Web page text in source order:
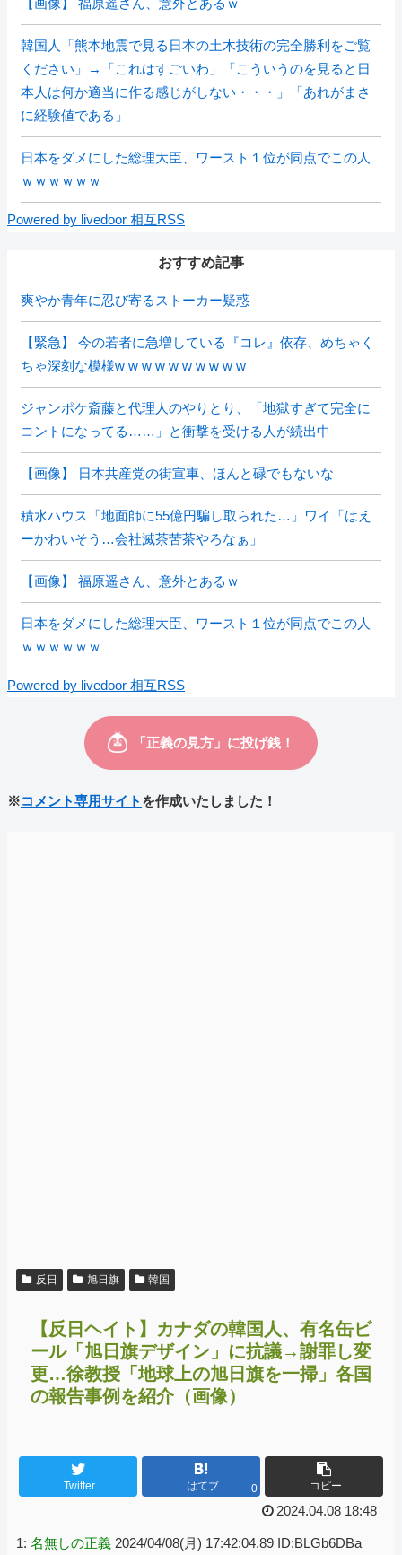
【画像】 福原遥さん、意外とあるｗ
韓国人「熊本地震で見る日本の土木技術の完全勝利をご覧
ください」→「これはすごいわ」「こういうのを見ると日
本人は何か適当に作る感じがしない・・・」「あれがまさ
に経験値である」
日本をダメにした総理大臣、ワースト１位が同点でこの人
ｗｗｗｗｗｗ
Powered by livedoor 相互RSS
おすすめ記事
爽やか青年に忍び寄るストーカー疑惑
【緊急】 今の若者に急増している『コレ』依存、めちゃく
ちゃ深刻な模様w w w w w w w w w w
ジャンポケ斎藤と代理人のやりとり、「地獄すぎて完全に
コントになってる……」と衝撃を受ける人が続出中
【画像】 日本共産党の街宣車、ほんと碌でもないな
積水ハウス「地面師に55億円騙し取られた…」ワイ「はえ
ーかわいそう…会社滅茶苦茶やろなぁ」
【画像】 福原遥さん、意外とあるｗ
日本をダメにした総理大臣、ワースト１位が同点でこの人
ｗｗｗｗｗｗ
Powered by livedoor 相互RSS
※コメント専用サイト を作成いたしました！
反日 旭日旗 韓国
【反日ヘイト】カナダの韓国人、有名缶ビ
ール「旭日旗デザイン」に抗議→謝罪し変
更…徐教授「地球上の旭日旗を一掃」各国
の報告事例を紹介（画像）
Twitter はてブ 0 コピー
2024.04.08 18:48
1: 名無しの正義 2024/04/08(月) 17:42:04.89 ID:BLGb6DBa